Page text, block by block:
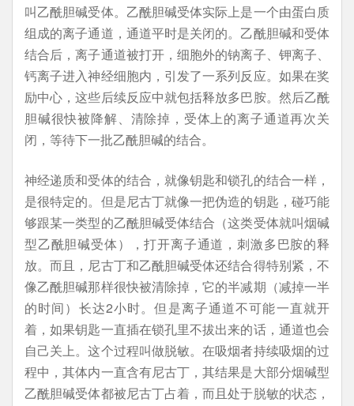
叫乙酰胆碱受体。乙酰胆碱受体实际上是一个由蛋白质
组成的离子通道，通道平时是关闭的。乙酰胆碱和受体
结合后，离子通道被打开，细胞外的钠离子、钾离子、
钙离子进入神经细胞内，引发了一系列反应。如果在奖
励中心，这些后续反应中就包括释放多巴胺。然后乙酰
胆碱很快被降解、清除掉，受体上的离子通道再次关
闭，等待下一批乙酰胆碱的结合。
神经递质和受体的结合，就像钥匙和锁孔的结合一样，
是很特定的。但是尼古丁就像一把伪造的钥匙，碰巧能
够跟某一类型的乙酰胆碱受体结合（这类受体就叫烟碱
型乙酰胆碱受体），打开离子通道，刺激多巴胺的释
放。而且，尼古丁和乙酰胆碱受体还结合得特别紧，不
像乙酰胆碱那样很快被清除掉，它的半减期（减掉一半
的时间）长达2小时。但是离子通道不可能一直就开
着，如果钥匙一直插在锁孔里不拔出来的话，通道也会
自己关上。这个过程叫做脱敏。在吸烟者持续吸烟的过
程中，其体内一直含有尼古丁，其结果是大部分烟碱型
乙酰胆碱受体都被尼古丁占着，而且处于脱敏的状态，